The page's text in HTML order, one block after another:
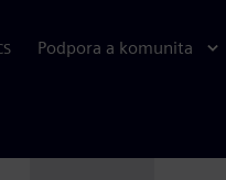
Podpora a komunita